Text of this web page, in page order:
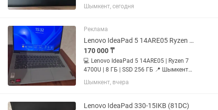
Шымкент, сегодня
Реклама
Lenovo IdeaPad 5 14ARE05 Ryzen 7 4700U 8 ГБ SSD 256 ГБ
170 000 ₸
💻 Lenovo IdeaPad 5 14ARE05 | Ryzen 7
4700U | 8 ГБ | SSD 256 ГБ 📍 Шымкент
Продам ноутбук Lenovo IdeaPad 5 в
отличном состоянии. Пользовались
школе, просмотра фильмов...
Шымкент, вчера
Lenovo IdeaPad 330-15IKB (81DC)